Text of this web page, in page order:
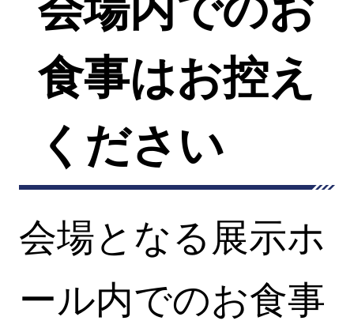
会場内でのお
食事はお控え
ください
会場となる展示ホ
ール内でのお食事